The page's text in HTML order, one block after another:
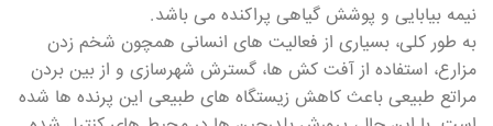
نیمه بیابایی و پوشش گیاهی پراکنده می باشد.
به طور کلی، بسیاری از فعالیت های انسانی همچون شخم زدن
مزارع، استفاده از آفت کش ها، گسترش شهرسازی و از بین بردن
مراتع طبیعی باعث کاهش زیستگاه های طبیعی این پرنده ها شده